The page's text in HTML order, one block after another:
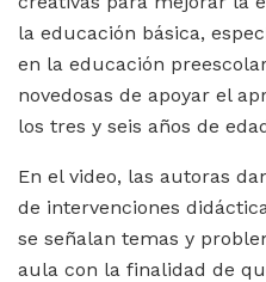
la educación básica,
en la educación
novedosas de apoyar el
los tres y seis años de
En el video, las autoras
de intervenciones
se señalan temas y
aula con la finalidad de